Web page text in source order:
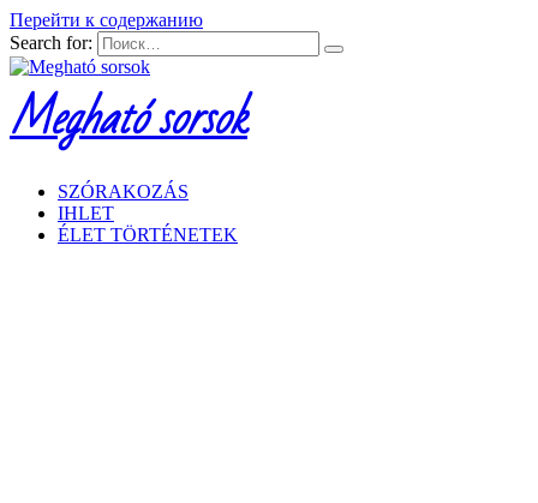
Перейти к содержанию
Search for:
Megható sorsok
SZÓRAKOZÁS
IHLET
ÉLET TÖRTÉNETEK